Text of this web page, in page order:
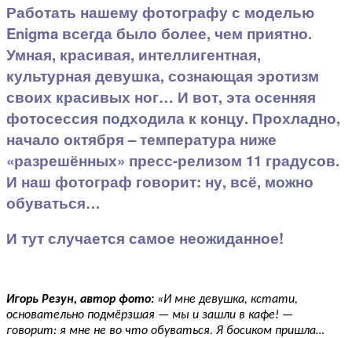
Работать нашему фотографу с моделью
Enigma всегда было более, чем приятно.
Умная, красивая, интеллигентная,
культурная девушка, сознающая эротизм
своих красивых ног… И вот, эта осенняя
фотосессия подходила к концу. Прохладно,
начало октября – температура ниже
«разрешённых» пресс-релизом 11 градусов.
И наш фотограф говорит: ну, всё, можно
обуваться…
И тут случается самое неожиданное!
Игорь Резун, автор фото: «И мне девушка, кстати,
основательно подмёрзшая — мы и зашли в кафе! —
говорит: я мне не во что обуваться. Я босиком пришла…